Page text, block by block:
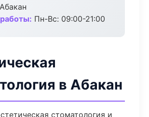
Абакан
Пн-Вс: 09:00-21:00
в Абакан
стоматология и